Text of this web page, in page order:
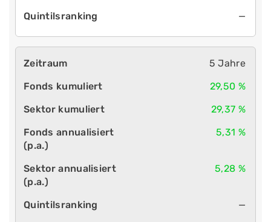
—
5 Jahre
29,50 %
29,37 %
5,31 %
5,28 %
—